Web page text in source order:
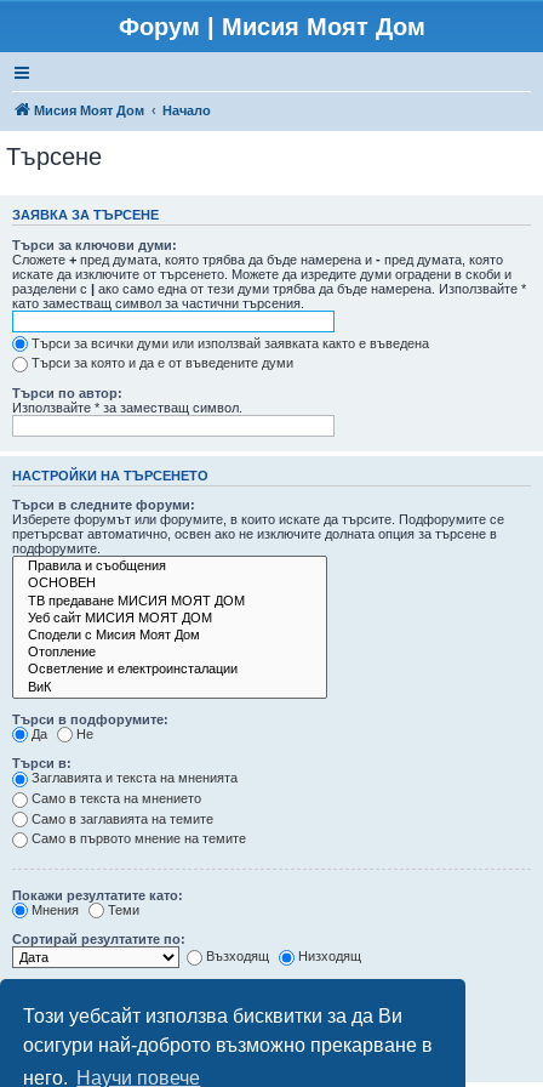
Този уебсайт използва бисквитки за да Ви
осигури най-доброто възможно прекарване в
него. Научи повече
Форум | Мисия Моят Дом
Мисия Моят Дом Начало
Търсене
ЗАЯВКА ЗА ТЪРСЕНЕ
Търси за ключови думи:
Сложете + пред думата, която трябва да бъде намерена и - пред думата, която
искате да изключите от търсенето. Можете да изредите думи оградени в скоби и
разделени с | ако само една от тези думи трябва да бъде намерена. Използвайте *
като заместващ символ за частични търсения.
Търси за всички думи или използвай заявката както е въведена
Търси за която и да е от въведените думи
Търси по автор:
Използвайте * за заместващ символ.
НАСТРОЙКИ НА ТЪРСЕНЕТО
Търси в следните форуми:
Изберете форумът или форумите, в които искате да търсите. Подфорумите се
претърсват автоматично, освен ако не изключите долната опция за търсене в
подфорумите.
Търси в подфорумите:
Да
Не
Търси в:
Заглавията и текста на мненията
Само в текста на мнението
Само в заглавията на темите
Само в първото мнение на темите
Покажи резултатите като:
Мнения
Теми
Сортирай резултатите по:
Възходящ
Низходящ
Покажи първите:
символа от мненията